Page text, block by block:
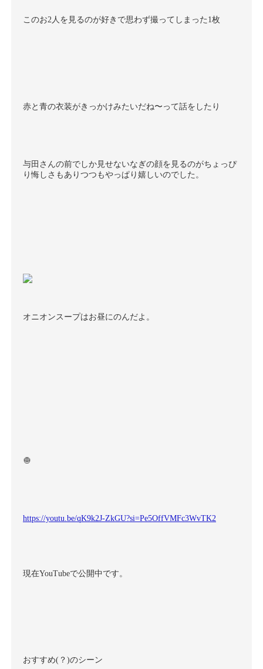
このお2人を見るのが好きで思わず撮ってしまった 1枚
赤と青の衣装がきっかけみたいだね〜って話をしたり
与田さんの前でしか見せないなぎの顔を見るのがちょっぴ
り悔しさもありつつもやっぱり嬉しいのでした。
オニオンスープはお昼にのんだよ。
🧅
https://youtu.be/qK9k2J-ZkGU?si=Pe5OffVMFc3WvTK2
現在YouTubeで公開中です。
おすすめ( ？ )のシーン